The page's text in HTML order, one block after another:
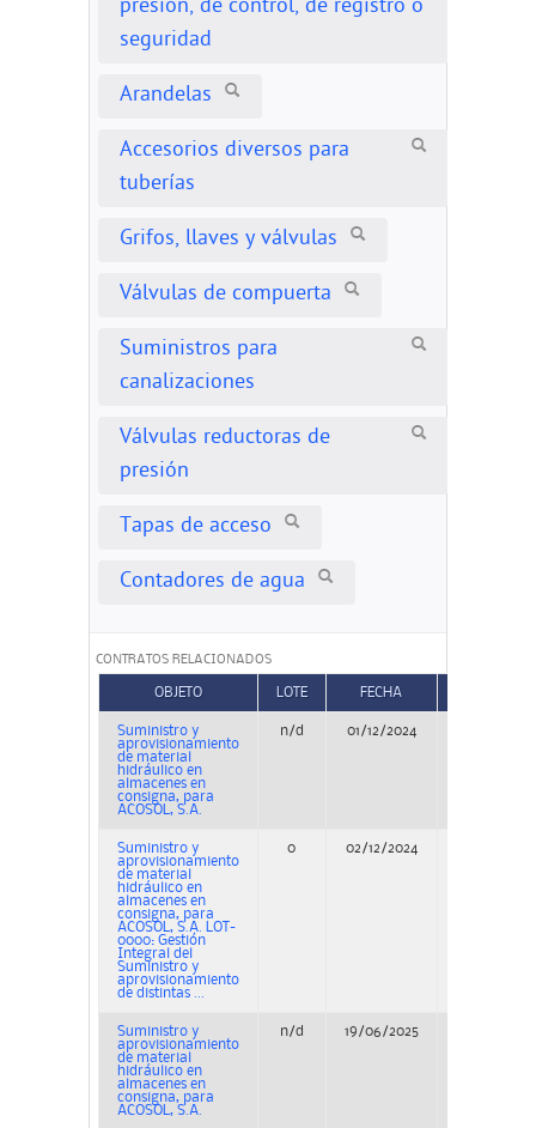
presión, de control, de registro o
seguridad
Arandelas
Accesorios diversos para
tuberías
Grifos, llaves y válvulas
Válvulas de compuerta
Suministros para
canalizaciones
Válvulas reductoras de
presión
Tapas de acceso
Contadores de agua
CONTRATOS RELACIONADOS
OBJETO LOTE FECHA
Suministro y
aprovisionamiento
de material
hidráulico en
almacenes en
consigna, para
ACOSOL, S.A.
n/d 01/12/2024
Suministro y
aprovisionamiento
de material
hidráulico en
almacenes en
consigna, para
ACOSOL, S.A. LOT-
0000: Gestión
Integral del
Suministro y
aprovisionamiento
de distintas ...
0 02/12/2024
Suministro y
aprovisionamiento
de material
hidráulico en
almacenes en
consigna, para
ACOSOL, S.A.
n/d 19/06/2025